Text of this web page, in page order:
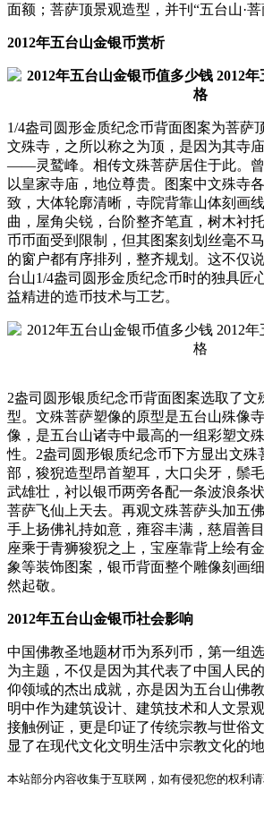
面额；菩萨顶景观造型，并刊“五台山·
2012年五台山金银币赏析
1/4盎司圆形金质纪念币背面图案为菩萨
文殊寺，之所以称之为顶，是因为其寺
——灵鹫峰。相传文殊菩萨居住于此。
以皇家寺庙，地位尊贵。图案中文殊寺
致，大体轮廓清晰，寺院背靠山体刻画
曲，屋角尖锐，台阶整齐笔直，树木衬
币币面受到限制，但其图案刻划丝毫不
的窗户都有序排列，整齐规划。这不仅
台山1/4盎司圆形金质纪念币时的独具匠
益精进的造币技术与工艺。
2盎司圆形银质纪念币背面图案选取了文
型。文殊菩萨塑像的原型是五台山殊像
像，是五台山诸寺中最高的一组彩塑文
性。2盎司圆形银质纪念币下方显出文殊
部，狻猊造型昂首塑耳，大口尖牙，鬃
武雄壮，衬以银币两旁各配一条波浪条
菩萨飞仙上天去。再观文殊菩萨头加五
手上扬佛礼持如意，雍容丰满，慈眉善
座乘于青狮狻猊之上，宝座靠背上绘有
象等装饰图案，银币背面整个雕像刻画
然起敬。
2012年五台山金银币社会影响
中国佛教圣地题材币为系列币，第一组
为主题，不仅是因为其代表了中国人民
仰领域的杰出成就，亦是因为五台山佛
明中作为建筑设计、建筑技术和人文景
接触例证，更是印证了传统宗教与世俗
显了在现代文化文明生活中宗教文化的
本站部分内容收集于互联网，如有侵犯您的权利请